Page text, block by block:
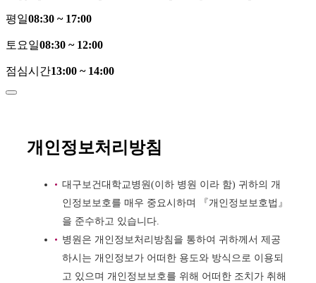
평일08:30 ~ 17:00
토요일08:30 ~ 12:00
점심시간13:00 ~ 14:00
개인정보처리방침
대구보건대학교병원(이하 병원 이라 함) 귀하의 개
인정보보호를 매우 중요시하며 『개인정보보호법』
을 준수하고 있습니다.
병원은 개인정보처리방침을 통하여 귀하께서 제공
하시는 개인정보가 어떠한 용도와 방식으로 이용되
고 있으며 개인정보보호를 위해 어떠한 조치가 취해